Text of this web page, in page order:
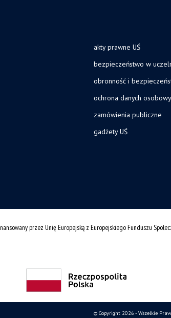
akty prawne UŚ
bezpieczeństwo w
obronność i
ochrona danych
zamówienia publiczne
gadżety UŚ
przez Unię Europejską z Europejskiego Funduszu
© Copyright 2026 - Wszelkie